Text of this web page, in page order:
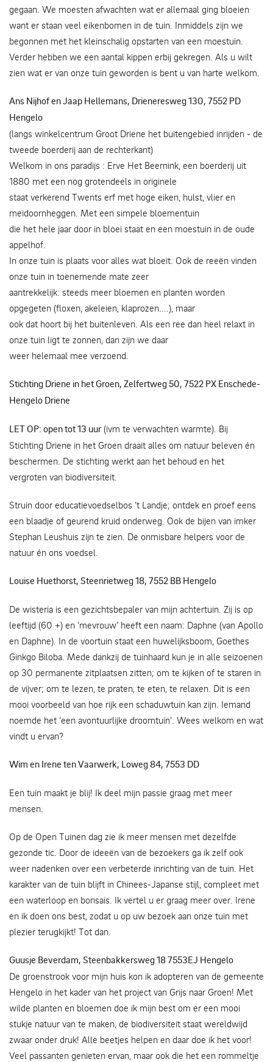
gegaan. We moesten afwachten wat er allemaal ging bloeien
want er staan veel eikenbomen in de tuin. Inmiddels zijn we
begonnen met het kleinschalig opstarten van een moestuin.
Verder hebben we een aantal kippen erbij gekregen. Als u wilt
zien wat er van onze tuin geworden is bent u van harte welkom.
Ans Nijhof en Jaap Hellemans, Drieneresweg 130, 7552 PD
Hengelo
(langs winkelcentrum Groot Driene het buitengebied inrijden - de
tweede boerderij aan de rechterkant)
Welkom in ons paradijs : Erve Het Beernink, een boerderij uit
1880 met een nog grotendeels in originele
staat verkerend Twents erf met hoge eiken, hulst, vlier en
meidoornheggen. Met een simpele bloementuin
die het hele jaar door in bloei staat en een moestuin in de oude
appelhof.
In onze tuin is plaats voor alles wat bloeit. Ook de reeën vinden
onze tuin in toenemende mate zeer
aantrekkelijk: steeds meer bloemen en planten worden
opgegeten (floxen, akeleien, klaprozen....), maar
ook dat hoort bij het buitenleven. Als een ree dan heel relaxt in
onze tuin ligt te zonnen, dan zijn we daar
weer helemaal mee verzoend.
Stichting Driene in het Groen, Zelfertweg 50, 7522 PX Enschede-
Hengelo Driene
LET OP: open tot 13 uur(ivm te verwachten warmte). Bij
Stichting Driene in het Groen draait alles om natuur beleven én
beschermen. De stichting werkt aan het behoud en het
vergroten van biodiversiteit.
Struin door educatievoedselbos ‘t Landje; ontdek en proef eens
een blaadje of geurend kruid onderweg. Ook de bijen van imker
Stephan Leushuis zijn te zien. De onmisbare helpers voor de
natuur én ons voedsel.
Louise Huethorst, Steenrietweg 18, 7552 BB Hengelo
De wisteria is een gezichtsbepaler van mijn achtertuin. Zij is op
leeftijd (60 +) en ‘mevrouw’ heeft een naam: Daphne (van Apollo
en Daphne). In de voortuin staat een huwelijksboom, Goethes
Ginkgo Biloba. Mede dankzij de tuinhaard kun je in alle seizoenen
op 30 permanente zitplaatsen zitten; om te kijken of te staren in
de vijver; om te lezen, te praten, te eten, te relaxen. Dit is een
mooi voorbeeld van hoe rijk een schaduwtuin kan zijn. Iemand
noemde het ‘een avontuurlijke droomtuin’. Wees welkom en wat
vindt u ervan?
Wim en Irene ten Vaarwerk, Loweg 84, 7553 DD
Een tuin maakt je blij! Ik deel mijn passie graag met meer
mensen.
Op de Open Tuinen dag zie ik meer mensen met dezelfde
gezonde tic. Door de ideeën van de bezoekers ga ik zelf ook
weer nadenken over een verbeterde inrichting van de tuin. Het
karakter van de tuin blijft in Chinees-Japanse stijl, compleet met
een waterloop en bonsais. Ik vertel u er graag meer over. Irene
en ik doen ons best, zodat u op uw bezoek aan onze tuin met
plezier terugkijkt! Tot dan.
Guusje Beverdam, Steenbakkersweg 18 7553EJ Hengelo
De groenstrook voor mijn huis kon ik adopteren van de gemeente
Hengelo in het kader van het project van Grijs naar Groen! Met
wilde planten en bloemen doe ik mijn best om er een mooi
stukje natuur van te maken, de biodiversiteit staat wereldwijd
zwaar onder druk! Alle beetjes helpen en daar doe ik het voor!
Veel passanten genieten ervan, maar ook die het een rommeltje